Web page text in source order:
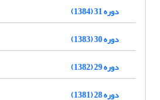
دوره 31 (1384)
دوره 30 (1383)
دوره 29 (1382)
دوره 28 (1381)